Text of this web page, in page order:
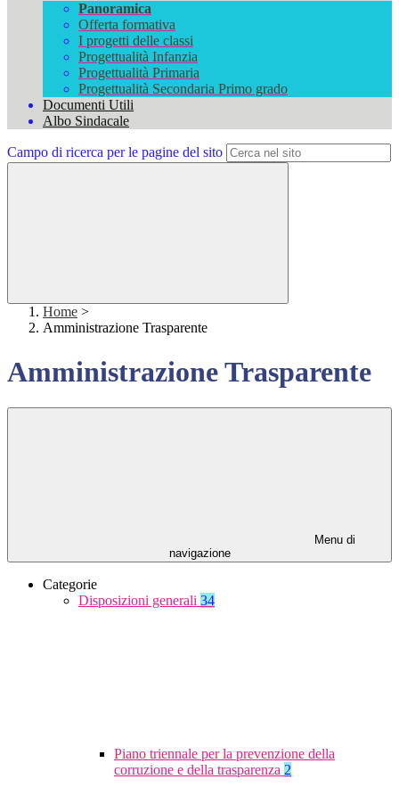
Panoramica
Offerta formativa
I progetti delle classi
Progettualità Infanzia
Progettualità Primaria
Progettualità Secondaria Primo grado
Documenti Utili
Albo Sindacale
Campo di ricerca per le pagine del sito
Home >
Amministrazione Trasparente
Amministrazione Trasparente
Menu di
navigazione
Categorie
Disposizioni generali 34
Piano triennale per la prevenzione della
corruzione e della trasparenza 2